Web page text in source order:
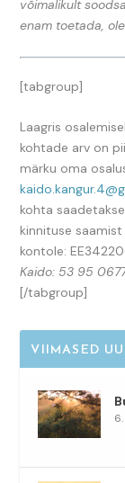
võimalikult
enam toetada,
[tabgroup]
Laagris
kohtade arv on
märku oma
kohta
kinnituse
kontole:
Kaido: 53 95
[/tabgroup]
VIIMASED